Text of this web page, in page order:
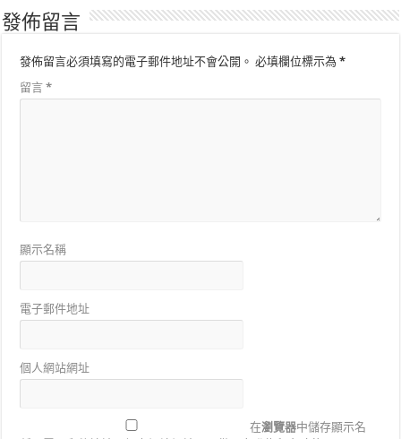
發佈留言
發佈留言必須填寫的電子郵件地址不會公開。 必填欄位標示為*
留言*
顯示名稱
電子郵件地址
個人網站網址
在瀏覽器中儲存顯示名